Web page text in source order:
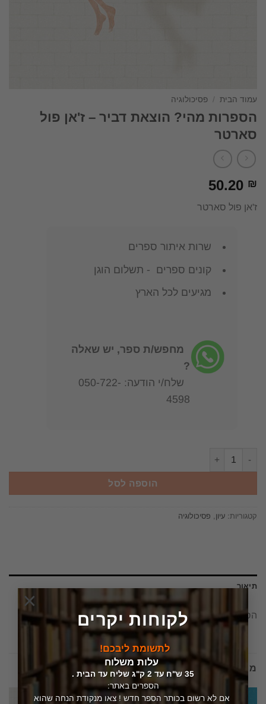
לקוחות יקרים
לתשומת ליבכם!
עלות משלוח
35 ש"ח עד 2 ק"ג שליח עד הבית .
הספרים באתר:
אם לא רשום בכותר הספר חדש ! צאו מנקודת הנחה שהוא
×
עמוד הבית / פסיכולוגיה
הספרות מהי? הוצאת דביר – ז'אן פול
סארטר
50.20 ₪
ז'אן פול סארטר
שרות איתור ספרים
קונים ספרים - תשלום הוגן
מגיעים לכל הארץ
מחפש/ת ספר, יש שאלה
?
שלח/י הודעה: 050-722-
4598
הוספה לסל
קטגוריות: עיון , פסיכולוגיה
תיאור
הספרות מהי? הוצאת דביר – ז'אן פול סארטר
מוצרים קשורים